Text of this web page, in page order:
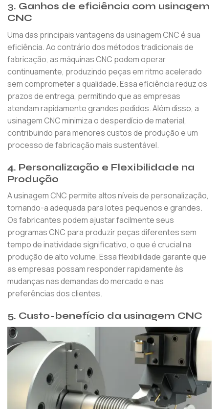
3. Ganhos de eficiência com usinagem
CNC
Uma das principais vantagens da usinagem CNC é sua
eficiência. Ao contrário dos métodos tradicionais de
fabricação, as máquinas CNC podem operar
continuamente, produzindo peças em ritmo acelerado
sem comprometer a qualidade. Essa eficiência reduz os
prazos de entrega, permitindo que as empresas
atendam rapidamente grandes pedidos. Além disso, a
usinagem CNC minimiza o desperdício de material,
contribuindo para menores custos de produção e um
processo de fabricação mais sustentável.
4. Personalização e Flexibilidade na
Produção
A usinagem CNC permite altos níveis de personalização,
tornando-a adequada para lotes pequenos e grandes.
Os fabricantes podem ajustar facilmente seus
programas CNC para produzir peças diferentes sem
tempo de inatividade significativo, o que é crucial na
produção de alto volume. Essa flexibilidade garante que
as empresas possam responder rapidamente às
mudanças nas demandas do mercado e nas
preferências dos clientes.
5. Custo-benefício da usinagem CNC